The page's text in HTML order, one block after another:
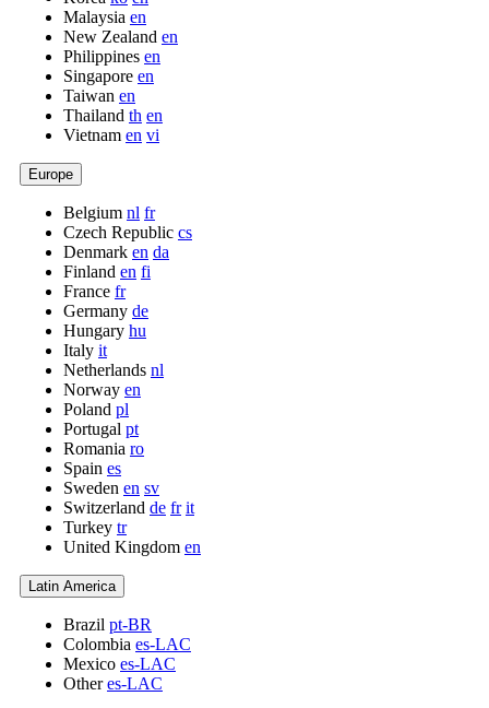
Malaysia en
New Zealand en
Philippines en
Singapore en
Taiwan en
Thailand th en
Vietnam en vi
Europe
Belgium nl fr
Czech Republic cs
Denmark en da
Finland en fi
France fr
Germany de
Hungary hu
Italy it
Netherlands nl
Norway en
Poland pl
Portugal pt
Romania ro
Spain es
Sweden en sv
Switzerland de fr it
Turkey tr
United Kingdom en
Latin America
Brazil pt-BR
Colombia es-LAC
Mexico es-LAC
Other es-LAC